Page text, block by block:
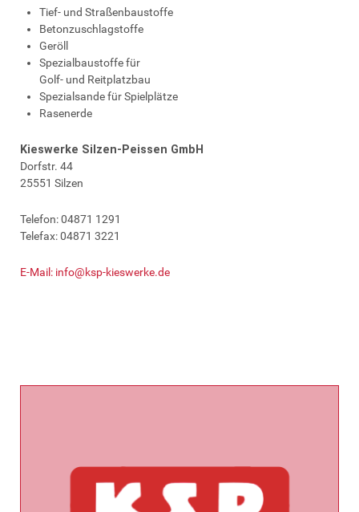
Tief- und Straßenbaustoffe
Betonzuschlagstoffe
Geröll
Spezialbaustoffe für
Golf- und Reitplatzbau
Spezialsande für Spielplätze
Rasenerde
Kieswerke Silzen-Peissen GmbH
Dorfstr. 44
25551 Silzen
Telefon: 04871 1291
Telefax: 04871 3221
E-Mail: info@ksp-kieswerke.de